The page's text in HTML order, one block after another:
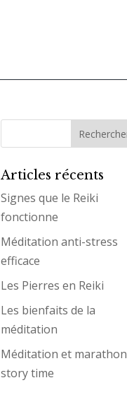
Articles récents
Signes que le Reiki
fonctionne
Méditation anti-stress
efficace
Les Pierres en Reiki
Les bienfaits de la
méditation
Méditation et marathon
story time